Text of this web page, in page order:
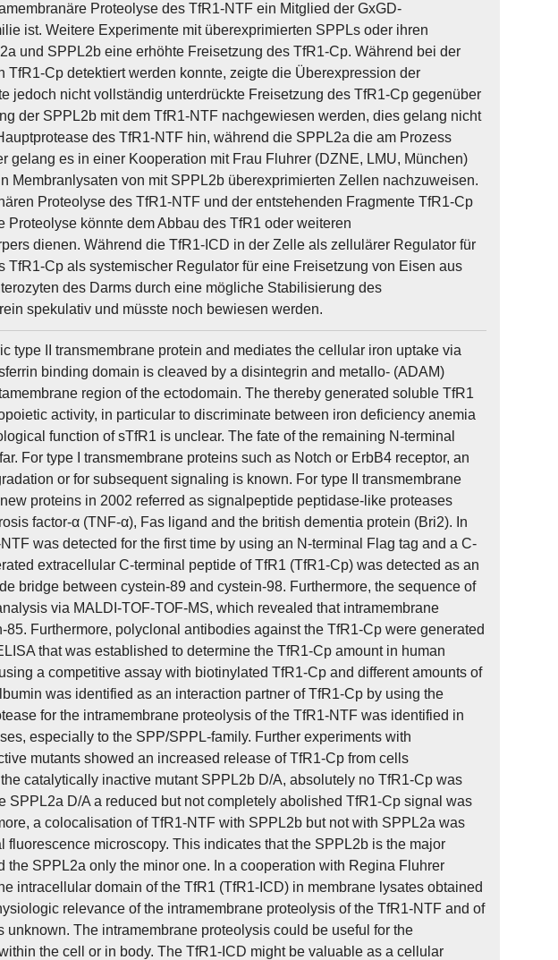
Proteolyse des TfR1-NTF ein Mitglied der GxGD-
ist. Weitere Experimente mit überexprimierten SPPLs oder ihren
und SPPL2b eine erhöhte Freisetzung des TfR1-Cp. Während bei der
Cp detektiert werden konnte, zeigte die Überexpression der
jedoch nicht vollständig unterdrückte Freisetzung des TfR1-Cp gegenüber
der SPPL2b mit dem TfR1-NTF nachgewiesen werden, dies gelang nicht
des TfR1-NTF hin, während die SPPL2a die am Prozess
gelang es in einer Kooperation mit Frau Fluhrer (DZNE, LMU, München)
Membranlysaten von mit SPPL2b überexprimierten Zellen nachzuweisen.
Proteolyse des TfR1-NTF und der entstehenden Fragmente TfR1-Cp
könnte dem Abbau des TfR1 oder weiteren
dienen. Während die TfR1-ICD in der Zelle als zellulärer Regulator für
Cp als systemischer Regulator für eine Freisetzung von Eisen aus
des Darms durch eine mögliche Stabilisierung des
spekulativ und müsste noch bewiesen werden.
type II transmembrane protein and mediates the cellular iron uptake via
binding domain is cleaved by a disintegrin and metallo- (ADAM)
region of the ectodomain. The thereby generated soluble TfR1
activity, in particular to discriminate between iron deficiency anemia
function of sTfR1 is unclear. The fate of the remaining N-terminal
For type I transmembrane proteins such as Notch or ErbB4 receptor, an
or for subsequent signaling is known. For type II transmembrane
proteins in 2002 referred as signalpeptide peptidase-like proteases
factor-α (TNF-α), Fas ligand and the british dementia protein (Bri2). In
was detected for the first time by using an N-terminal Flag tag and a C-
extracellular C-terminal peptide of TfR1 (TfR1-Cp) was detected as an
bridge between cystein-89 and cystein-98. Furthermore, the sequence of
via MALDI-TOF-TOF-MS, which revealed that intramembrane
Furthermore, polyclonal antibodies against the TfR1-Cp were generated
that was established to determine the TfR1-Cp amount in human
a competitive assay with biotinylated TfR1-Cp and different amounts of
was identified as an interaction partner of TfR1-Cp by using the
for the intramembrane proteolysis of the TfR1-NTF was identified in
especially to the SPP/SPPL-family. Further experiments with
mutants showed an increased release of TfR1-Cp from cells
catalytically inactive mutant SPPL2b D/A, absolutely no TfR1-Cp was
D/A a reduced but not completely abolished TfR1-Cp signal was
a colocalisation of TfR1-NTF with SPPL2b but not with SPPL2a was
microscopy. This indicates that the SPPL2b is the major
SPPL2a only the minor one. In a cooperation with Regina Fluhrer
intracellular domain of the TfR1 (TfR1-ICD) in membrane lysates obtained
relevance of the intramembrane proteolysis of the TfR1-NTF and of
The intramembrane proteolysis could be useful for the
the cell or in body. The TfR1-ICD might be valuable as a cellular